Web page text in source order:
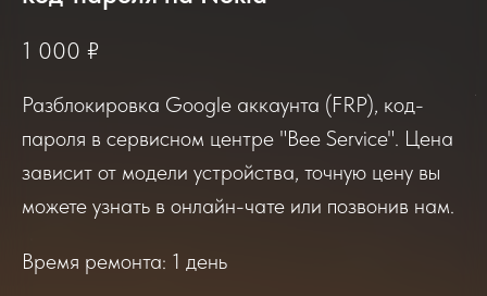
1 000 ₽
Разблокировка Google аккаунта (FRP), код-
пароля в сервисном центре "Bee Service". Цена
зависит от модели устройства, точную цену вы
можете узнать в онлайн-чате или позвонив нам.
Время ремонта: 1 день
Если вы обращались в наш сервисный центр,
просим вас поделиться своим отзывом. Нам
очень важно услышать ваше мнение о
качестве нашей работы!
Отзывы о нашем сервисе